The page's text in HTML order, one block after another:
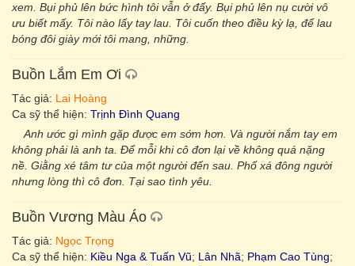
xem. Bụi phủ lên bức hình tôi vẫn ở đấy. Bụi phủ lên nụ cười vô
ưu biết mấy. Tôi nào lấy tay lau. Tôi cuốn theo điều kỳ lạ, để lau
bóng đôi giày mới tôi mang, những.
Buồn Lắm Em Ơi
Tác giả: Lai Hoàng
Ca sỹ thể hiện: Trịnh Đình Quang
Anh ước gì mình gặp được em sớm hơn. Và người nắm tay em
không phải là anh ta. Để mỗi khi cô đơn lại về không quá nặng
nề. Giằng xé tâm tư của một người đến sau. Phố xá đông người
nhưng lòng thì cô đơn. Tại sao tình yêu.
Buồn Vương Màu Áo
Tác giả: Ngọc Trọng
Ca sỹ thể hiện: Kiều Nga & Tuấn Vũ; Lân Nhã; Phạm Cao Tùng;